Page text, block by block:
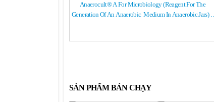
Anaerocult® A For Microbiology (Reagent For The
Generation Of An Anaerobic  Medium In Anaerobic Jars) –
SẢN PHẨM BÁN CHẠY